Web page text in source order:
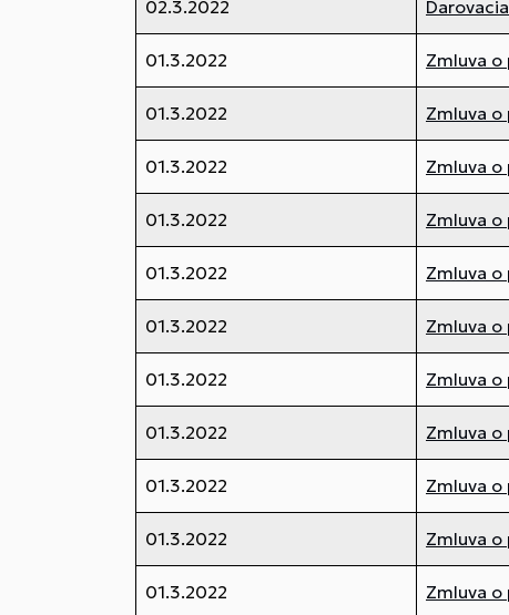
02.3.2022
01.3.2022 Zmluva o
01.3.2022 Zmluva o
01.3.2022 Zmluva o
01.3.2022 Zmluva o
01.3.2022 Zmluva o
01.3.2022 Zmluva o
01.3.2022 Zmluva
01.3.2022 Zmluva
01.3.2022 Zmluva
01.3.2022 Zmluva
01.3.2022 Zmluva